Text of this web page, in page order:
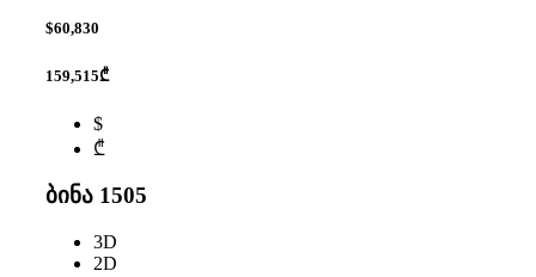
$60,830
159,515₾
$
₾
ბინა 1505
3D
2D